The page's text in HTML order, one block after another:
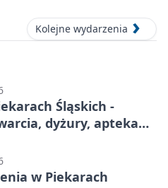
Kolejne wydarzenia
Śląskich -
dyżury, apteka
w Piekarach